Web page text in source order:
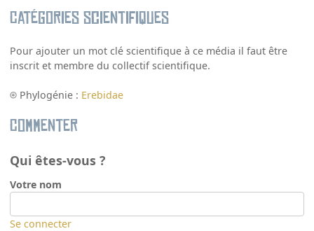
Catégories scientifiques
Pour ajouter un mot clé scientifique à ce média il faut être
inscrit et membre du collectif scientifique.
Phylogénie : Erebidae
Commenter
Qui êtes-vous ?
Votre nom
Se connecter